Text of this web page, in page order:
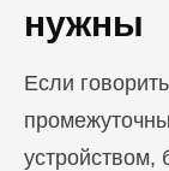
нужны
Если
устройством,